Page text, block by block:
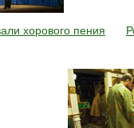
хорового пения